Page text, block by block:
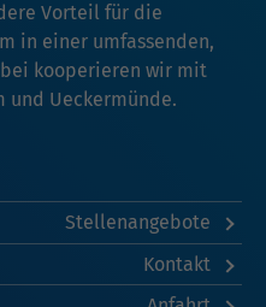
Vorteil für die
in einer umfassenden,
kooperieren wir mit
und Ueckermünde.
Stellenangebote
Kontakt